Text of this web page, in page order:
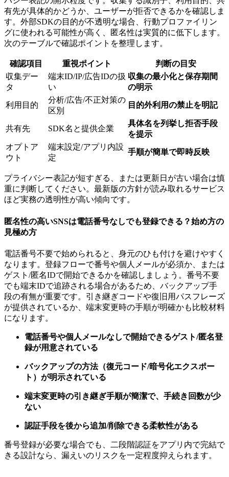
有先が具体的かどうか、ユーザーが拒否できるかを確認しま
す。外部SDKの目的が不透明な場合、行動プロファイリン
グに使われる可能性が高く、匿名性は実質的に低下します。
次のテーブルで確認ポイントを整理します。
確認項目 重視ポイント
判断の目安
収集デー
タ
端末ID/IP/広告IDの扱
い
収集の最小化と保存期間
の明示
利用目的
分析/広告/不正対策の
区別
目的外利用の禁止を明記
共有先 SDK名と提供企業
具体名を列挙し拒否手段
を提示
オプトア
ウト
端末設定/アプリ内設
定
手順が簡単で即時反映
プライバシー表記が短すぎる、または更新日が古い場合は慎
重に判断してください。最新版の方針が読み取れるサービス
ほど実務の透明性が高い傾向です。
匿名性の高いSNSは電話番号なしでも登録できる？始め方の
見極め方
電話番号不要で始められると、身元のひも付けを避けやすく
なります。登録フローで番号や個人メールが必須か、または
ゲスト/匿名IDで開始できるかを確認しましょう。番号不要
でも端末IDで追跡される場合があるため、バックアップ手
段の有無が重要です。引き継ぎコードや復旧用パスフレーズ
が提供されているか、端末変更時の手順が明確かも比較材料
になります。
電話番号や個人メールなしで開始できるゲスト/匿名登
録が用意されている
バックアップの方法（復元コード/暗号化エクスポー
ト）が明示されている
端末変更時の引き継ぎ手順が簡潔で、手続き回数が少
ない
認証手段を後から追加/削除できる柔軟性がある
番号登録が必要な場合でも、二段階認証をアプリ内で完結で
きる設計なら、漏えいのリスクを一定程度抑えられます。